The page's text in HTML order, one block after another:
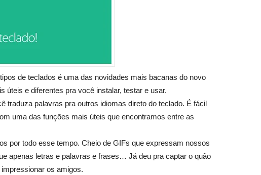
de teclados é uma das novidades mais bacanas do novo
úteis e diferentes pra você instalar, testar e usar.
traduza palavras pra outros idiomas direto do teclado. É fácil
uma das funções mais úteis que encontramos entre as
por todo esse tempo. Cheio de GIFs que expressam nossos
apenas letras e palavras e frases… Já deu pra captar o quão
os amigos.